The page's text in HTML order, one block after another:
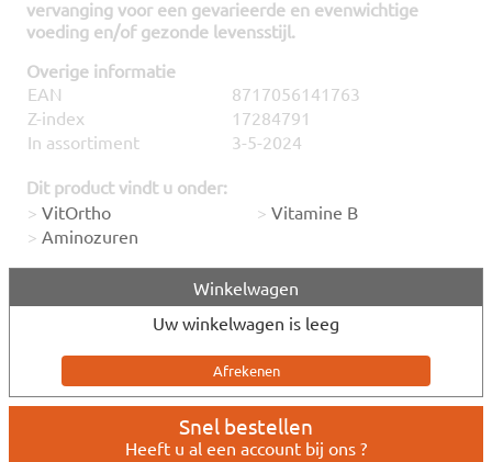
vervanging voor een gevarieerde en evenwichtige
voeding en/of gezonde levensstijl.
Overige informatie
EAN
8717056141763
Z-index
17284791
In assortiment
3-5-2024
Dit product vindt u onder:
> VitOrtho > Vitamine B
> Aminozuren
Winkelwagen
Uw winkelwagen is leeg
Snel bestellen
Heeft u al een account bij ons ?